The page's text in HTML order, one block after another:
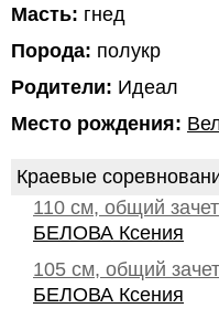
Масть: гнед
Порода: полукр
Родители: Идеал
Место рождения:
Краевые
110 см, общий зачет
БЕЛОВА Ксения
105 см, общий зачет
БЕЛОВА Ксения